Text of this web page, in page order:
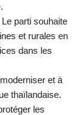
parti souhaite
et rurales en
dans les
et à
thaïlandaise.
les